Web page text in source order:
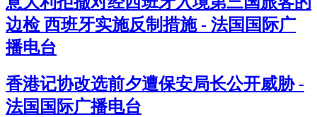
边检 西班牙实施反制措施 - 法国国际广
播电台
香港记协改选前夕遭保安局长公开威胁 -
法国国际广播电台